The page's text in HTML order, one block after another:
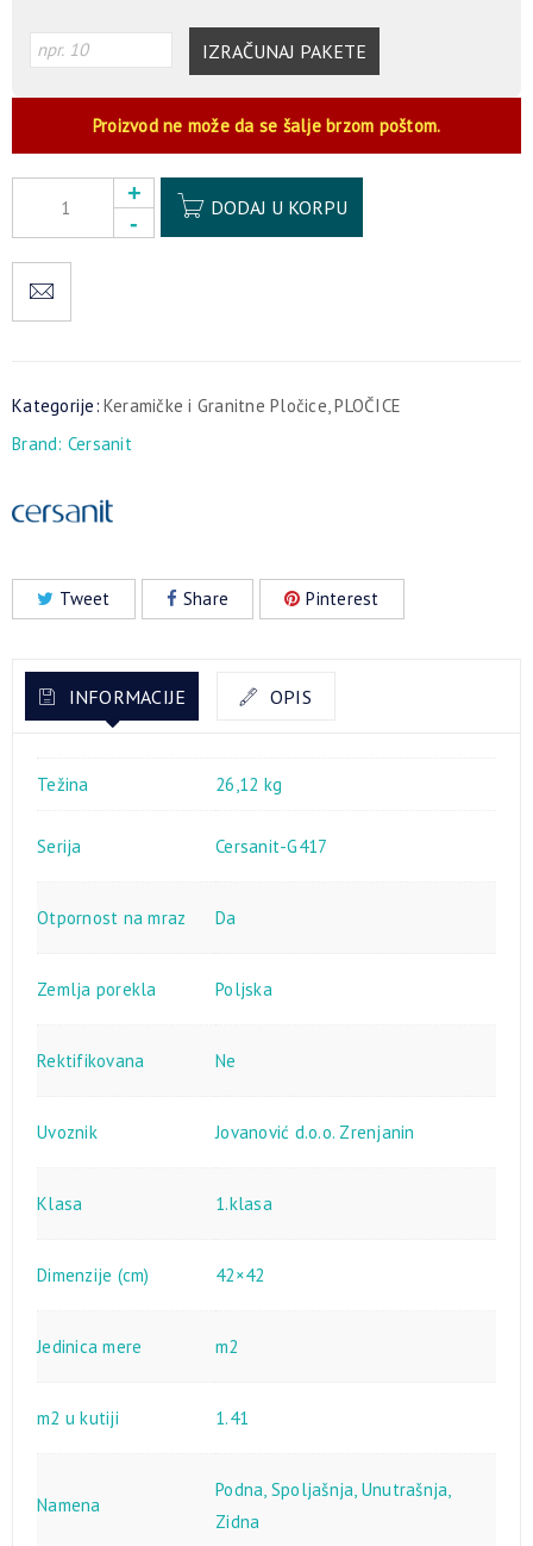
IZRAČUNAJ PAKETE
Proizvod ne može da se šalje brzom poštom.
DODAJ U KORPU
Kategorije: Keramičke i Granitne Pločice,PLOČICE
Brand: Cersanit
Tweet Share Pinterest
INFORMACIJE OPIS
Težina 26,12 kg
Serija Cersanit-G417
Otpornost na mraz Da
Zemlja porekla Poljska
Rektifikovana Ne
Uvoznik Jovanović d.o.o. Zrenjanin
Klasa 1.klasa
Dimenzije (cm) 42×42
Jedinica mere m2
m2 u kutiji 1.41
Namena
Podna, Spoljašnja, Unutrašnja,
Zidna